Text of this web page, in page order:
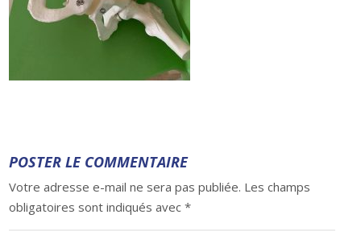
POSTER LE COMMENTAIRE
Votre adresse e-mail ne sera pas publiée. Les champs
obligatoires sont indiqués avec*